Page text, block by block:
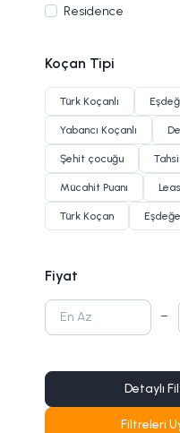
Residence
Koçan Tipi
Türk Koçanlı
Yabancı Koçanlı
Şehit çocuğu
Mücahit Puanı
Türk Koçan
Fiyat
Detaylı
Filtreleri